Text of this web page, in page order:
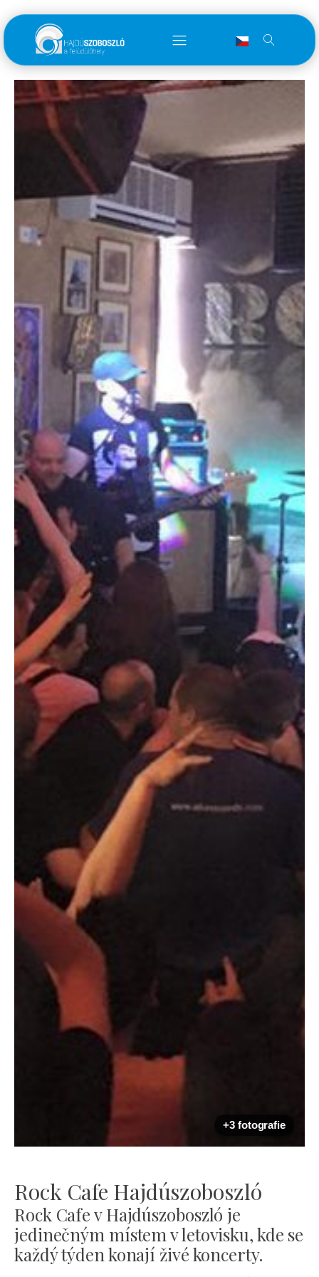
+3 fotografie
Rock Cafe Hajdúszoboszló
Rock Cafe v Hajdúszoboszló je
jedinečným místem v letovisku, kde se
každý týden konají živé koncerty.